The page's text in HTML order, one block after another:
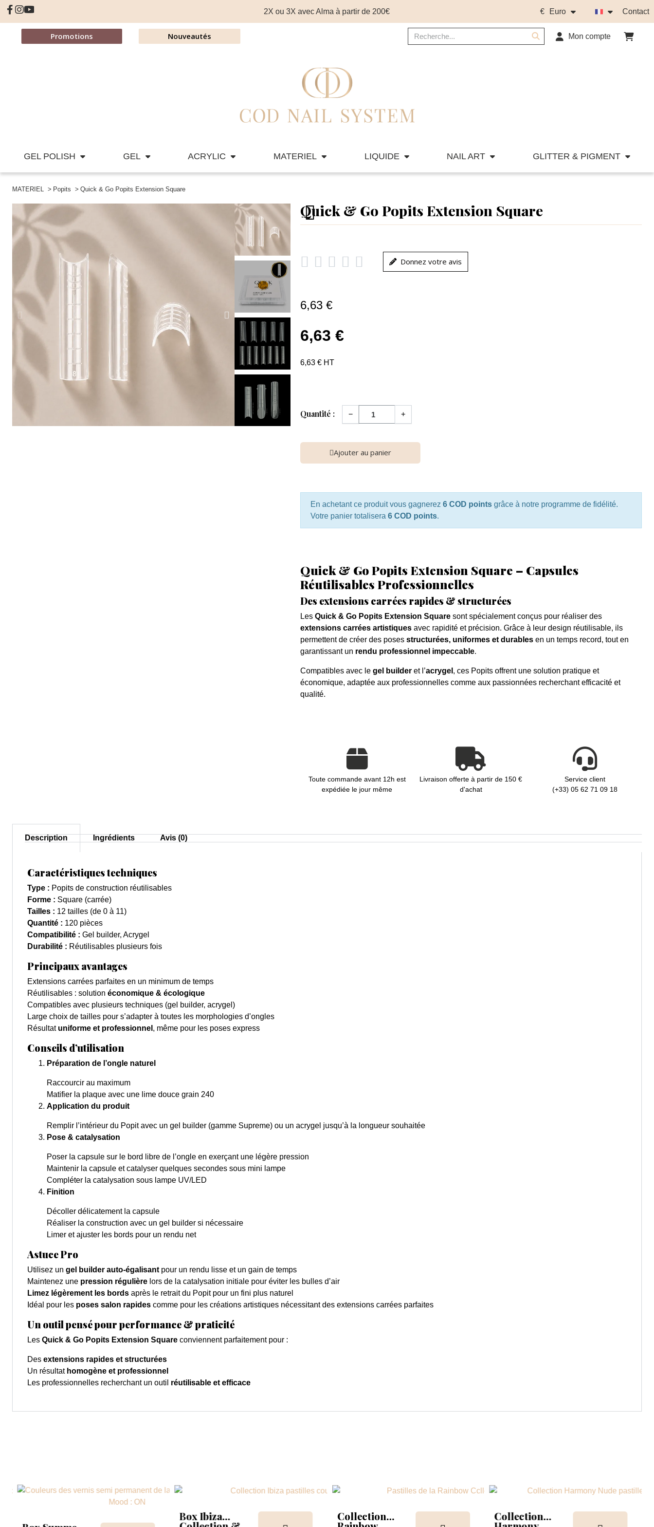
2X ou 3X avec Alma à partir de 200€ € Euro Contact
Promotions Nouveautés Mon compte
GEL POLISH GEL ACRYLIC MATERIEL LIQUIDE NAIL ART GLITTER & PIGMENT
MATERIEL Popits Quick & Go Popits Extension Square
Quick & Go Popits Extension Square
     Donnez votre avis
6,63 €
6,63 €
6,63 € HT
Quantité : − +
Ajouter au panier
En achetant ce produit vous gagnerez 6 COD pointsgrâce à notre programme de fidélité.
Votre panier totalisera 6 COD points.
Quick & Go Popits Extension Square – Capsules
Réutilisables Professionnelles
Des extensions carrées rapides & structurées
Les Quick & Go Popits Extension Squaresont spécialement conçus pour réaliser des
extensions carrées artistiquesavec rapidité et précision. Grâce à leur design réutilisable, ils
permettent de créer des poses structurées, uniformes et durablesen un temps record, tout en
garantissant un rendu professionnel impeccable.
Compatibles avec le gel builderet l’acrygel , ces Popits offrent une solution pratique et
économique, adaptée aux professionnelles comme aux passionnées recherchant efficacité et
qualité.
Toute commande avant 12h est
expédiée le jour même
Livraison offerte à partir de 150 €
d'achat
Service client
(+33) 05 62 71 09 18
Description Ingrédients Avis (0)
Caractéristiques techniques
Type : Popits de construction réutilisables
Forme : Square (carrée)
Tailles : 12 tailles (de 0 à 11)
Quantité : 120 pièces
Compatibilité : Gel builder, Acrygel
Durabilité : Réutilisables plusieurs fois
Principaux avantages
Extensions carrées parfaites en un minimum de temps
Réutilisables : solution économique & écologique
Compatibles avec plusieurs techniques (gel builder, acrygel)
Large choix de tailles pour s’adapter à toutes les morphologies d’ongles
Résultat uniforme et professionnel , même pour les poses express
Conseils d’utilisation
Préparation de l’ongle naturel
Raccourcir au maximum
Matifier la plaque avec une lime douce grain 240
Application du produit
Remplir l’intérieur du Popit avec un gel builder (gamme Supreme) ou un acrygel jusqu’à la longueur souhaitée
Pose & catalysation
Poser la capsule sur le bord libre de l’ongle en exerçant une légère pression
Maintenir la capsule et catalyser quelques secondes sous mini lampe
Compléter la catalysation sous lampe UV/LED
Finition
Décoller délicatement la capsule
Réaliser la construction avec un gel builder si nécessaire
Limer et ajuster les bords pour un rendu net
Astuce Pro
Utilisez un gel builder auto-égalisantpour un rendu lisse et un gain de temps
Maintenez une pression régulière lors de la catalysation initiale pour éviter les bulles d’air
Limez légèrement les bords après le retrait du Popit pour un fini plus naturel
Idéal pour les poses salon rapides comme pour les créations artistiques nécessitant des extensions carrées parfaites
Un outil pensé pour performance & praticité
Les Quick & Go Popits Extension Square conviennent parfaitement pour :
Des extensions rapides et structurées
Un résultat homogène et professionnel
Les professionnelles recherchant un outil réutilisable et efficace
Box Ibiza Collection Collection